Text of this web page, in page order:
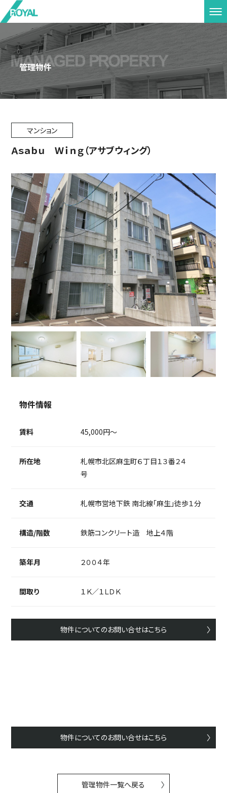
管理物件
マンション
Ａｓａｂｕ Ｗｉｎｇ（アサブウィング）
物件情報
賃料 45,000円～
所在地
札幌市北区麻生町６丁目１３番２４
号
交通 札幌市営地下鉄 南北線「麻生」徒歩１分
構造/階数 鉄筋コンクリート造 地上４階
築年月 ２００４年
間取り １Ｋ／１ＬＤＫ
物件についてのお問い合せはこちら
物件についてのお問い合せはこちら
管理物件一覧へ戻る